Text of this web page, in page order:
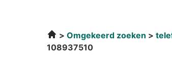
Omgekeerd zoeken
108937510